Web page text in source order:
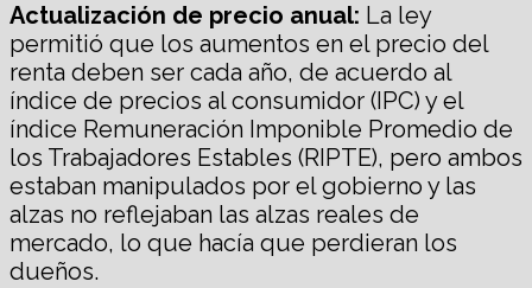
Actualización de precio anual: La ley
permitió que los aumentos en el precio del
renta deben ser cada año, de acuerdo al
índice de precios al consumidor (IPC) y el
índice Remuneración Imponible Promedio de
los Trabajadores Estables (RIPTE), pero ambos
estaban manipulados por el gobierno y las
alzas no reflejaban las alzas reales de
mercado, lo que hacía que perdieran los
dueños.